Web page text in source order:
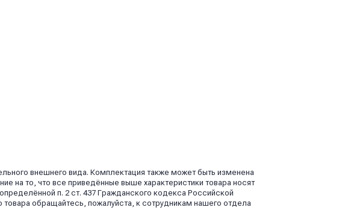
внешнего вида. Комплектация также может быть изменена
на то, что все приведённые выше характеристики товара носят
п. 2 ст. 437 Гражданского кодекса Российской
обращайтесь, пожалуйста, к сотрудникам нашего отдела